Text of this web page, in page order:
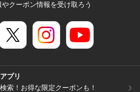
クーポン情報を受け取ろう
プリ
索！お得な限定クーポンも！